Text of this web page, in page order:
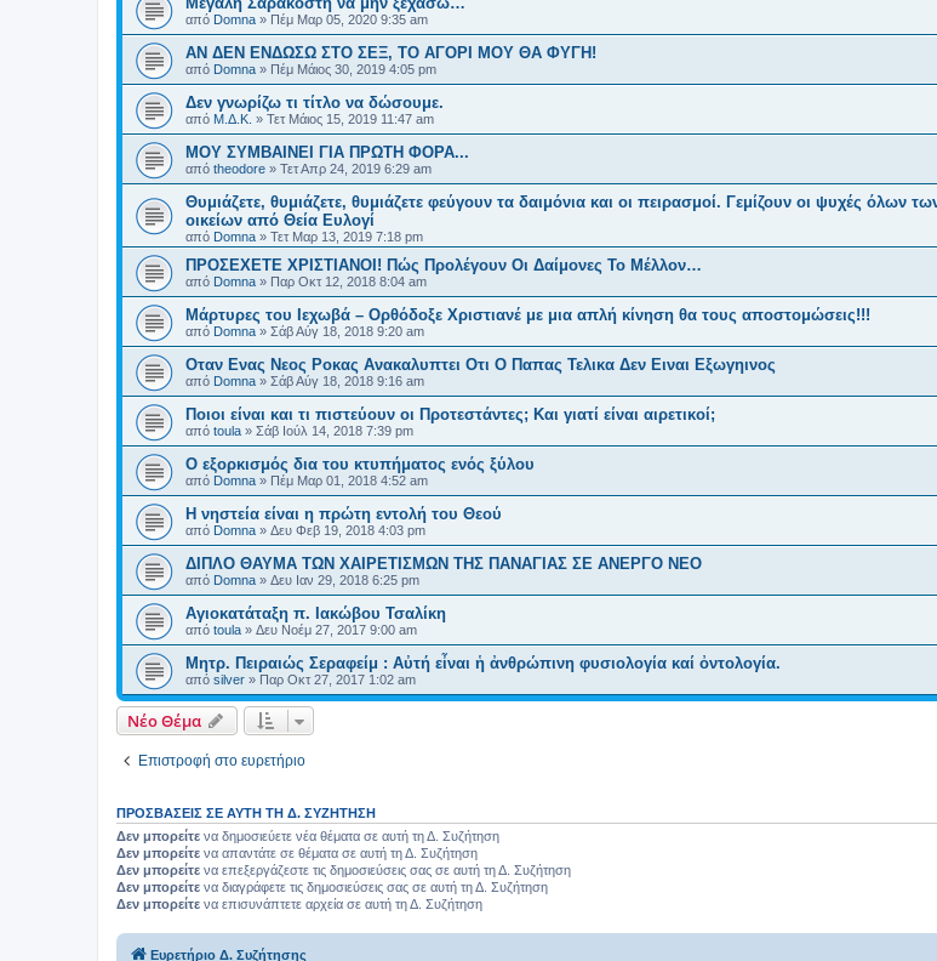
από Domna » Πέμ Μαρ 05, 2020 9:35 am
ΑΝ ΔΕΝ ΕΝΔΩΣΩ ΣΤΟ ΣΕΞ, ΤΟ ΑΓΟΡΙ ΜΟΥ ΘΑ ΦΥΓΗ!
από Domna » Πέμ Μάιος 30, 2019 4:05 pm
Δεν γνωρίζω τι τίτλο να δώσουμε.
από Μ.Δ.Κ. » Τετ Μάιος 15, 2019 11:47 am
ΜΟΥ ΣΥΜΒΑΙΝΕΙ ΓΙΑ ΠΡΩΤΗ ΦΟΡΑ...
από theodore » Τετ Απρ 24, 2019 6:29 am
Θυμιάζετε, θυμιάζετε, θυμιάζετε φεύγουν τα δαιμόνια και οι πειρασμοί. Γεμίζουν οι ψυχές όλων
οικείων από Θεία Ευλογί
από Domna » Τετ Μαρ 13, 2019 7:18 pm
ΠΡΟΣΕΧΕΤΕ ΧΡΙΣΤΙΑΝΟΙ! Πώς Προλέγουν Οι Δαίμονες Το Μέλλον…
από Domna » Παρ Οκτ 12, 2018 8:04 am
Μάρτυρες του Ιεχωβά – Ορθόδοξε Χριστιανέ με μια απλή κίνηση θα τους αποστομώσεις!!!
από Domna » Σάβ Αύγ 18, 2018 9:20 am
Οταν Ενας Νεος Ροκας Ανακαλυπτει Οτι Ο Παπας Τελικα Δεν Ειναι Εξωγηινος
από Domna » Σάβ Αύγ 18, 2018 9:16 am
Ποιοι είναι και τι πιστεύουν οι Προτεστάντες; Και γιατί είναι αιρετικοί;
από toula » Σάβ Ιούλ 14, 2018 7:39 pm
Ο εξορκισμός δια του κτυπήματος ενός ξύλου
από Domna » Πέμ Μαρ 01, 2018 4:52 am
Η νηστεία είναι η πρώτη εντολή του Θεού
από Domna » Δευ Φεβ 19, 2018 4:03 pm
ΔΙΠΛΟ ΘΑΥΜΑ ΤΩΝ ΧΑΙΡΕΤΙΣΜΩΝ ΤΗΣ ΠΑΝΑΓΙΑΣ ΣΕ ΑΝΕΡΓΟ ΝΕΟ
από Domna » Δευ Ιαν 29, 2018 6:25 pm
Αγιοκατάταξη π. Ιακώβου Τσαλίκη
από toula » Δευ Νοέμ 27, 2017 9:00 am
Μητρ. Πειραιώς Σεραφείμ : Αὐτή εἶναι ἡ ἀνθρώπινη φυσιολογία καί ὀντολογία.
από silver » Παρ Οκτ 27, 2017 1:02 am
Νέο Θέμα
Επιστροφή στο ευρετήριο
ΠΡΟΣΒΆΣΕΙΣ ΣΕ ΑΥΤΉ ΤΗ Δ. ΣΥΖΉΤΗΣΗ
Δεν μπορείτε να δημοσιεύετε νέα θέματα σε αυτή τη Δ. Συζήτηση
Δεν μπορείτε να απαντάτε σε θέματα σε αυτή τη Δ. Συζήτηση
Δεν μπορείτε να επεξεργάζεστε τις δημοσιεύσεις σας σε αυτή τη Δ. Συζήτηση
Δεν μπορείτε να διαγράφετε τις δημοσιεύσεις σας σε αυτή τη Δ. Συζήτηση
Δεν μπορείτε να επισυνάπτετε αρχεία σε αυτή τη Δ. Συζήτηση
Ευρετήριο Δ. Συζήτησης